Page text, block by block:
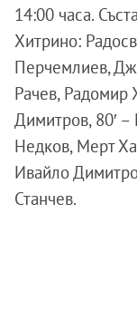
14:00 часа.
Хитрино:
Перчемлиев,
Рачев, Радомир
Димитров, 80′
Недков, Мерт
Ивайло
Станчев.